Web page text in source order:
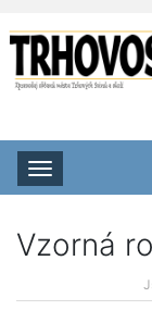
Rozbalit
Vzorná